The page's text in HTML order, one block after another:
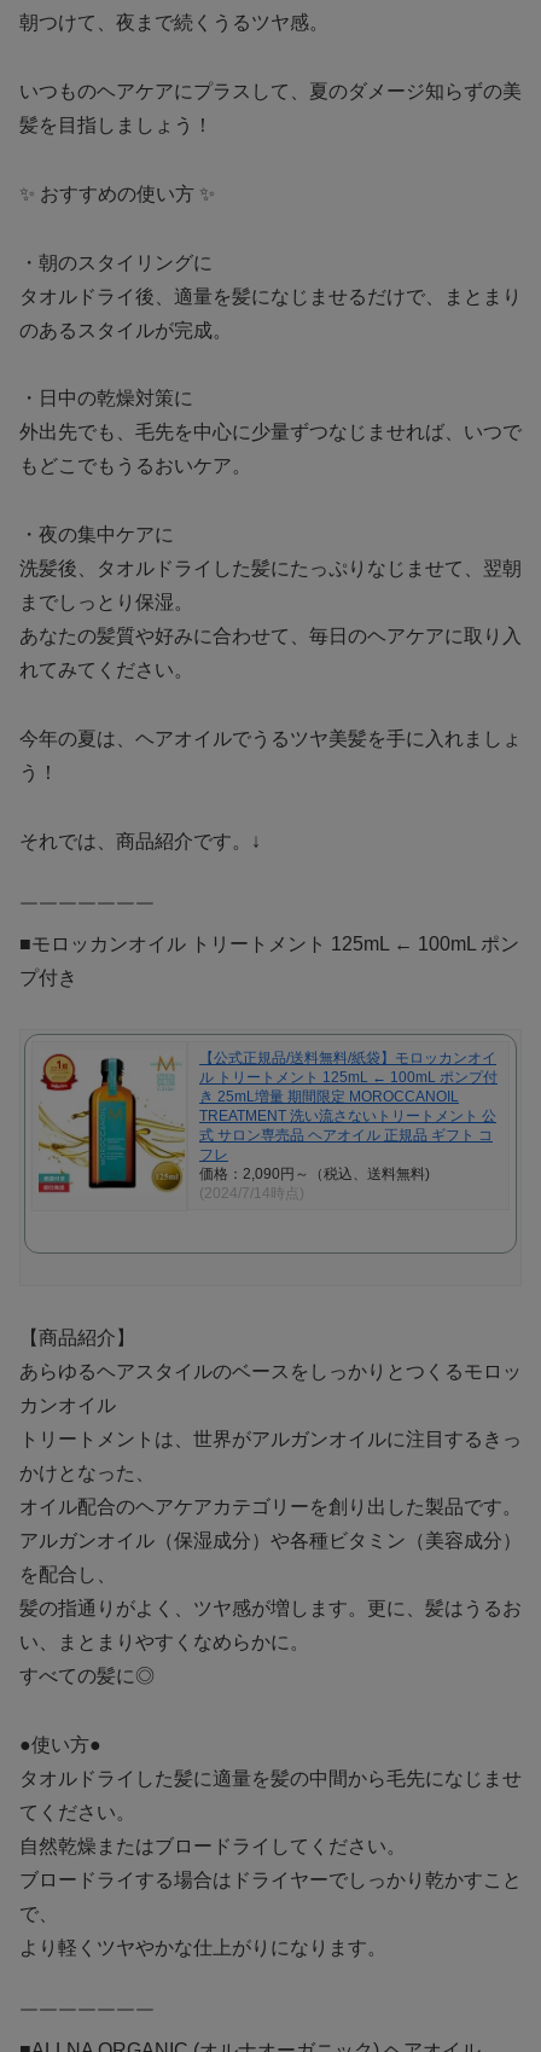
朝つけて、夜まで続くうるツヤ感。
いつものヘアケアにプラスして、夏のダメージ知らずの美
髪を目指しましょう！
✨ おすすめの使い方 ✨
・朝のスタイリングに
タオルドライ後、適量を髪になじませるだけで、まとまり
のあるスタイルが完成。
・日中の乾燥対策に
外出先でも、毛先を中心に少量ずつなじませれば、いつで
もどこでもうるおいケア。
・夜の集中ケアに
洗髪後、タオルドライした髪にたっぷりなじませて、翌朝
までしっとり保湿。
あなたの髪質や好みに合わせて、毎日のヘアケアに取り入
れてみてください。
今年の夏は、ヘアオイルでうるツヤ美髪を手に入れましょ
う！
それでは、商品紹介です。↓
￣￣￣￣￣￣￣
■モロッカンオイル トリートメント 125mL ← 100mL ポン
プ付き
【公式正規品/送料無料/紙袋】モロッカンオイ
ル トリートメント 125mL ← 100mL ポンプ付
き 25mL増量 期間限定 MOROCCANOIL
TREATMENT 洗い流さないトリートメント 公
式 サロン専売品 ヘアオイル 正規品 ギフト コ
フレ
価格：2,090円～（税込、送料無料)
(2024/7/14時点)
【商品紹介】
あらゆるヘアスタイルのベースをしっかりとつくるモロッ
カンオイル
トリートメントは、世界がアルガンオイルに注目するきっ
かけとなった、
オイル配合のヘアケアカテゴリーを創り出した製品です。
アルガンオイル（保湿成分）や各種ビタミン（美容成分）
を配合し、
髪の指通りがよく、ツヤ感が増します。更に、髪はうるお
い、まとまりやすくなめらかに。
すべての髪に◎
●使い方●
タオルドライした髪に適量を髪の中間から毛先になじませ
てください。
自然乾燥またはブロードライしてください。
ブロードライする場合はドライヤーでしっかり乾かすこと
で、
より軽くツヤやかな仕上がりになります。
￣￣￣￣￣￣￣